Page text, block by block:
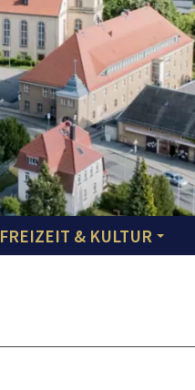
FREIZEIT & KULTUR